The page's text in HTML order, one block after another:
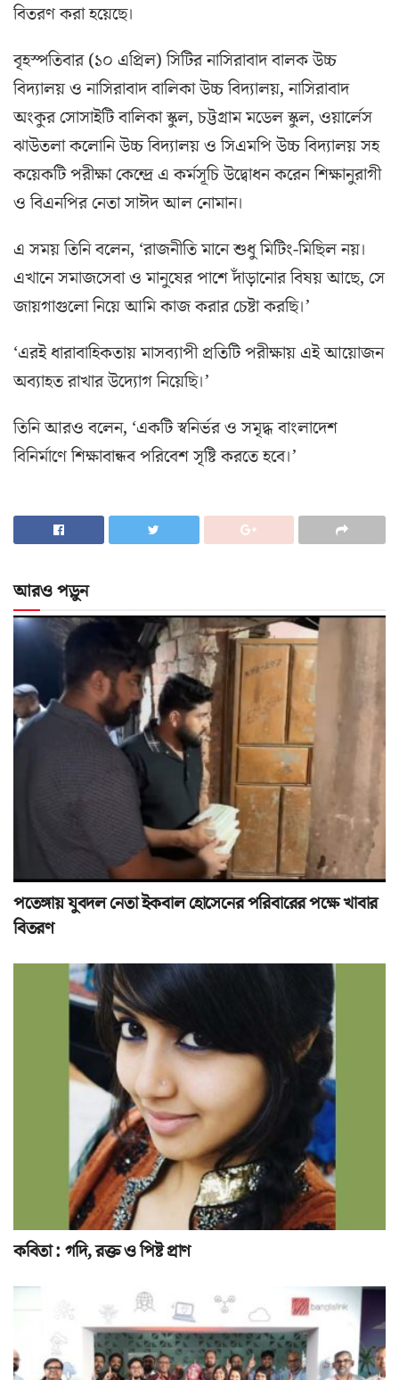
বিতরণ করা হয়েছে।
বৃহস্পতিবার (১০ এপ্রিল) সিটির নাসিরাবাদ বালক উচ্চ
বিদ্যালয় ও নাসিরাবাদ বালিকা উচ্চ বিদ্যালয়, নাসিরাবাদ
অংকুর সোসাইটি বালিকা স্কুল, চট্টগ্রাম মডেল স্কুল, ওয়ার্লেস
ঝাউতলা কলোনি উচ্চ বিদ্যালয় ও সিএমপি উচ্চ বিদ্যালয় সহ
কয়েকটি পরীক্ষা কেন্দ্রে এ কর্মসূচি উদ্বোধন করেন শিক্ষানুরাগী
ও বিএনপির নেতা সাঈদ আল নোমান।
এ সময় তিনি বলেন, ‘রাজনীতি মানে শুধু মিটিং-মিছিল নয়।
এখানে সমাজসেবা ও মানুষের পাশে দাঁড়ানোর বিষয় আছে, সে
জায়গাগুলো নিয়ে আমি কাজ করার চেষ্টা করছি।’
‘এরই ধারাবাহিকতায় মাসব্যাপী প্রতিটি পরীক্ষায় এই আয়োজন
অব্যাহত রাখার উদ্যোগ নিয়েছি।’
তিনি আরও বলেন, ‘একটি স্বনির্ভর ও সমৃদ্ধ বাংলাদেশ
বিনির্মাণে শিক্ষাবান্ধব পরিবেশ সৃষ্টি করতে হবে।’
আরও পড়ুন
পতেঙ্গায় যুবদল নেতা ইকবাল হোসেনের পরিবারের পক্ষে খাবার
বিতরণ
কবিতা : গদি, রক্ত ও পিষ্ট প্রাণ